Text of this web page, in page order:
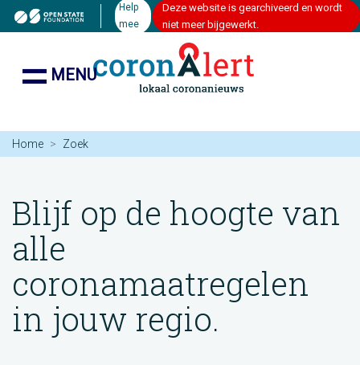
Help
mee
Deze website is gearchiveerd en wordt
niet meer bijgewerkt.
MENU
Home Zoek
Blijf op de hoogte van
alle
coronamaatregelen
in jouw regio.